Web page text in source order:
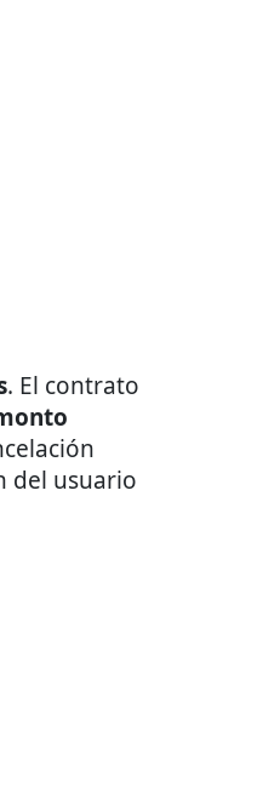
. El contrato
del usuario